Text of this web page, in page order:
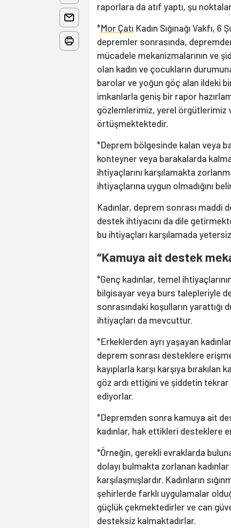
raporlara da atıf yaptı, şu
*Mor Çatı Kadın Sığınağı Vakfı,
depremler sonrasında,
mücadele mekanizmalarının ve
olan kadın ve çocukların
barolar ve yoğun göç alan ildeki
imkanlarla geniş bir rapor
gözlemlerimiz, yerel örgütlerimiz
örtüşmektektedir.
*Deprem bölgesinde kalan veya
konteyner veya barakalarda
ihtiyaçlarını karşılamakta
ihtiyaçlarına uygun olmadığını
Kadınlar, deprem sonrası maddi
destek ihtiyacını da dile
bu ihtiyaçları karşılamada
“Kamuya ait destek
*Genç kadınlar, temel
bilgisayar veya burs talepleriyle
sonrasındaki koşulların yarattığı
ihtiyaçları da mevcuttur.
*Erkeklerden ayrı yaşayan
deprem sonrası desteklere
kayıplarla karşı karşıya bırakılan
göz ardı ettiğini ve şiddetin
ediyorlar.
*Depremden sonra kamuya ait
kadınlar, hak ettikleri desteklere
*Örneğin, gerekli evraklarda
dolayı bulmakta zorlanan
karşılaşmışlardır. Kadınların
şehirlerde farklı uygulamalar
güçlük çekmektedirler ve can
desteksiz kalmaktadırlar.